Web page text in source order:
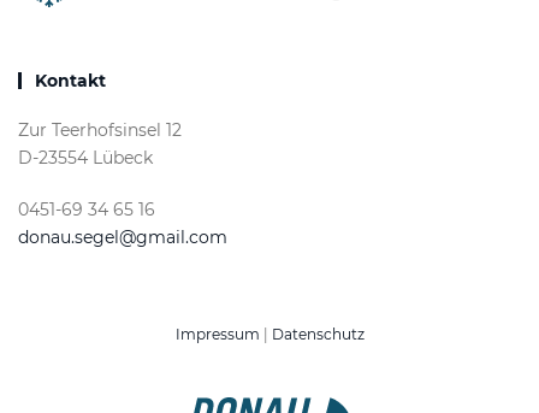
Kontakt
Zur Teerhofsinsel 12
D-23554 Lübeck
0451-69 34 65 16
donau.segel@gmail.com
Impressum Datenschutz